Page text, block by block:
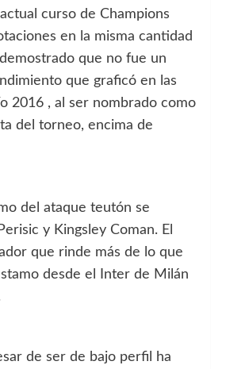
curso de Champions
en la misma cantidad
que no fue un
que graficó en las
2016 , al ser nombrado como
del torneo, encima de
del ataque teutón se
y Kingsley Coman. El
que rinde más de lo que
desde el Inter de Milán
de ser de bajo perfil ha